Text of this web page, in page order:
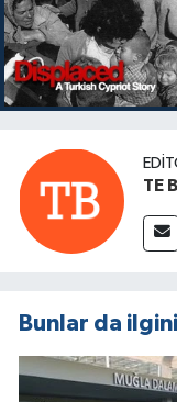
TE
Bunlar da